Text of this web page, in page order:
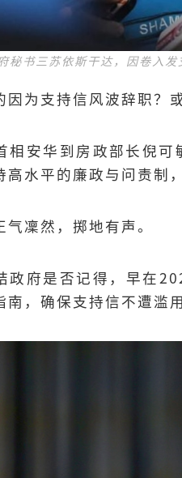
秘书三苏依斯干达，因卷入
因为支持信风波辞职？
相安华到房政部长倪
高水平的廉政与问责制
凜然，掷地有声。
政府是否记得，早在
南，确保支持信不遭滥